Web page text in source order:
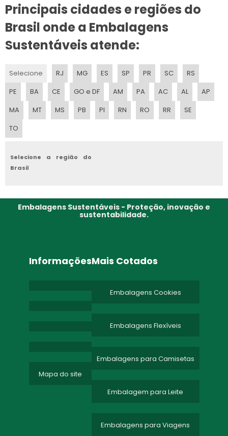
EMBALAGEM PARA REFRIGERANTE
EMBALAGEM PARA SABONETE
EMBALAGEM PERSONALIZADA
EMBALAGEM PARA SALGADINHO
EMBALAGEM PARA PAES
EMBALAGEM PLASTICO BOLHA
EMBALAGEM PARA CAMISA
Principais cidades e regiões do
Brasil onde a Embalagens
Sustentáveis atende:
Selecione RJ MG ES SP PR SC
RS
PE
BA CE GO e DF AM PA AC AL
AP
MA
MT MS PB PI RN RO RR
SE
TO
Selecione a região do
Brasil
Embalagens Sustentáveis - Proteção, inovação e
sustentabilidade.
Informações
Mapa do site
Mais Cotados
Embalagens Cookies
Embalagens Flexíveis
Embalagens para Camisetas
Embalagem para Leite
Embalagens para Viagens